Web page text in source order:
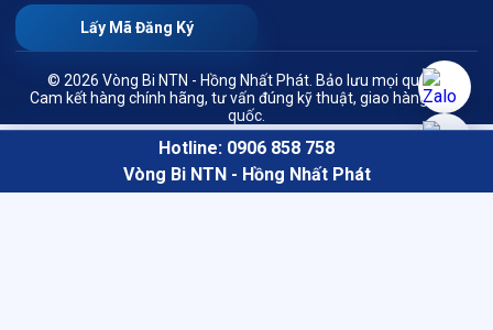
Hotline: 0906 858 758
Vòng Bi NTN - Hồng Nhất Phát
Lấy Mã Đăng Ký
© 2026 Vòng Bi NTN - Hồng Nhất Phát. Bảo lưu mọi quyền.
Cam kết hàng chính hãng, tư vấn đúng kỹ thuật, giao hàng toàn
quốc.